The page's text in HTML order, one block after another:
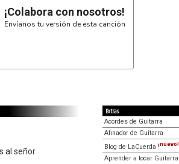
señor
¡Colabora con nosotros!
Envíanos tu versión de esta canción
al señor
Extras
Acordes de Guitarra
Afinador de Guitarra
Blog de LaCuerda ¡nuevo!
Aprender a tocar Guitarra